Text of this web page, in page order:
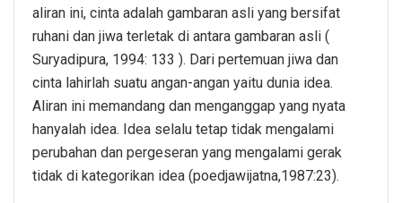
aliran ini, cinta adalah gambaran asli yang bersifat
ruhani dan jiwa terletak di antara gambaran asli (
Suryadipura, 1994: 133 ). Dari pertemuan jiwa dan
cinta lahirlah suatu angan-angan yaitu dunia idea.
Aliran ini memandang dan menganggap yang nyata
hanyalah idea. Idea selalu tetap tidak mengalami
perubahan dan pergeseran yang mengalami gerak
tidak di kategorikan idea (poedjawijatna,1987:23).